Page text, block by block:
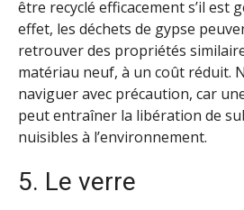
être recyclé efficacement s’il est
effet, les déchets de gypse
retrouver des propriétés
matériau neuf, à un coût réduit.
naviguer avec précaution, car
peut entraîner la libération de
nuisibles à l’environnement.
5. Le verre